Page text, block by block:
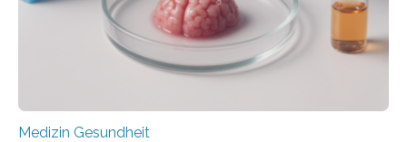
erblich bedingte Herzerkrankung. Sie führt dazu, dass
sich die linke Herzkammer verdickt, der Herzmuskel zu
stark kontrahiert…
Medizin Gesundheit